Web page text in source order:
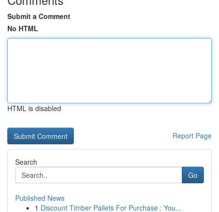
Submit a Comment
No HTML
HTML is disabled
Report Page
Search
Go
Published News
1 Discount Timber Pallets For Purchase : You...